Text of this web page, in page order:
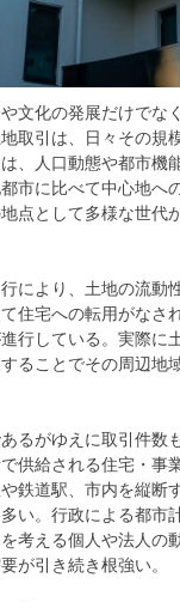
文化の発展だけでな
取引は、日々その規
、人口動態や都市
市に比べて中心地
点として多様な世代
により、土地の流動
住宅への転用がなさ
行している。実際
ることでその周辺地
るがゆえに取引件
供給される住宅・事
鉄道駅、市内を縦断
い。行政による都
考える個人や法人
が引き続き根強い。